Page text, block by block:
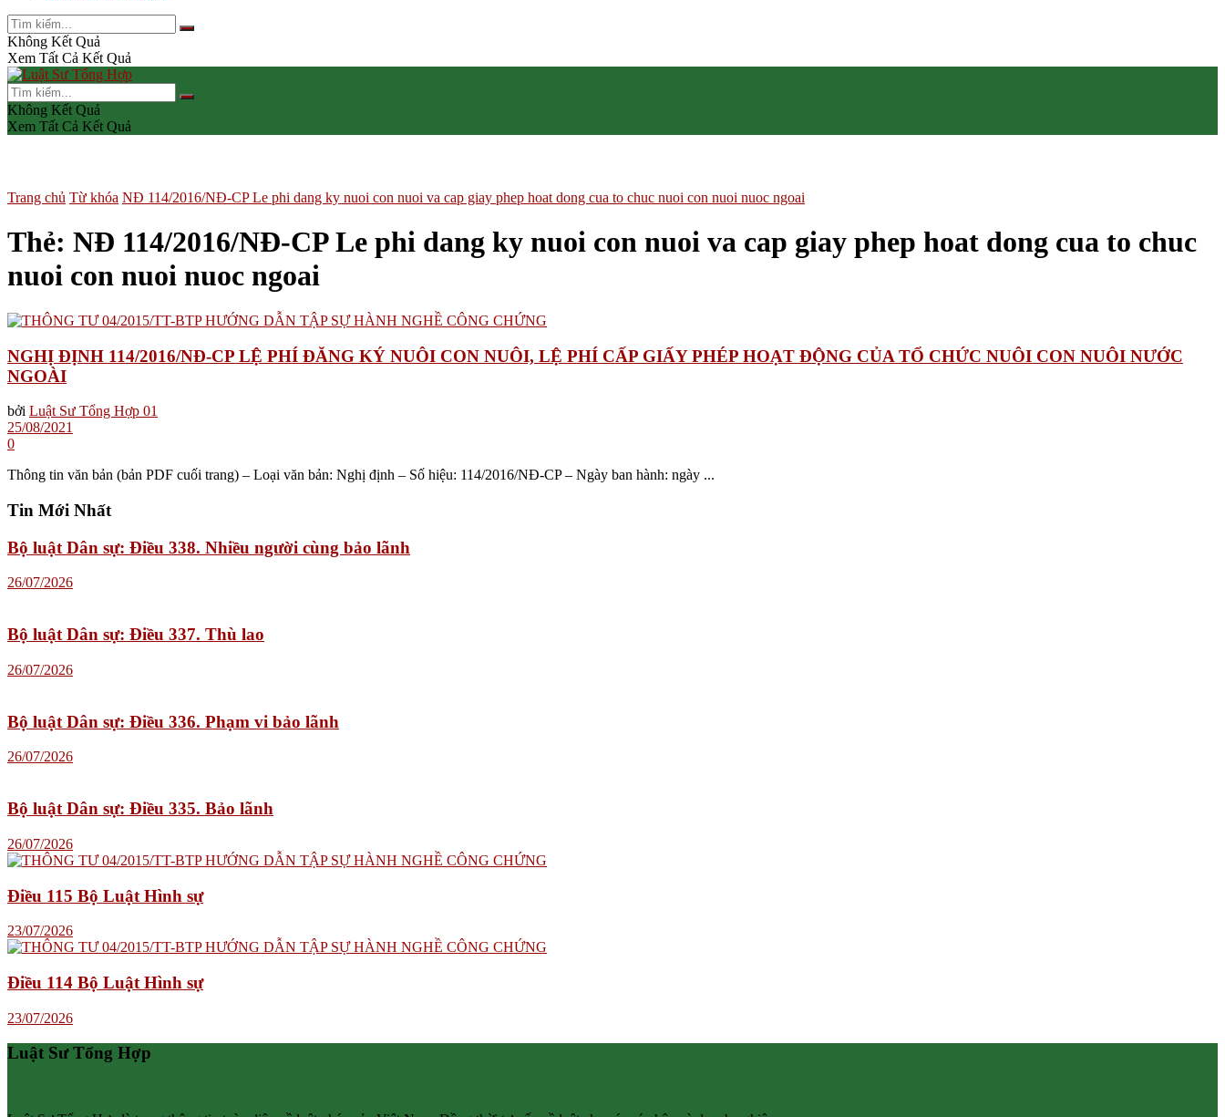
Không Kết Quả
Xem Tất Cả Kết Quả
Không Kết Quả
Xem Tất Cả Kết Quả
Trang chủ Từ khóa NĐ 114/2016/NĐ-CP Le phi dang ky nuoi con nuoi va cap giay phep hoat dong cua to chuc nuoi con nuoi nuoc ngoai
Thẻ: NĐ 114/2016/NĐ-CP Le phi dang ky nuoi con nuoi va cap giay phep hoat dong cua to chuc
nuoi con nuoi nuoc ngoai
NGHỊ ĐỊNH 114/2016/NĐ-CP LỆ PHÍ ĐĂNG KÝ NUÔI CON NUÔI, LỆ PHÍ CẤP GIẤY PHÉP HOẠT ĐỘNG CỦA TỔ CHỨC NUÔI CON NUÔI NƯỚC
NGOÀI
bởi Luật Sư Tổng Hợp 01
25/08/2021
0
Thông tin văn bản (bản PDF cuối trang) – Loại văn bản: Nghị định – Số hiệu: 114/2016/NĐ-CP – Ngày ban hành: ngày ...
Tin Mới Nhất
Bộ luật Dân sự: Điều 338. Nhiều người cùng bảo lãnh
26/07/2026
Bộ luật Dân sự: Điều 337. Thù lao
26/07/2026
Bộ luật Dân sự: Điều 336. Phạm vi bảo lãnh
26/07/2026
Bộ luật Dân sự: Điều 335. Bảo lãnh
26/07/2026
Điều 115 Bộ Luật Hình sự
23/07/2026
Điều 114 Bộ Luật Hình sự
23/07/2026
Luật Sư Tổng Hợp